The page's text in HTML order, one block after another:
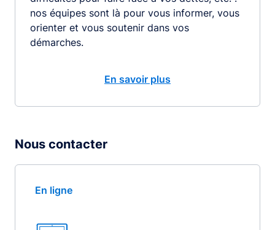
nos équipes sont là pour vous informer, vous
orienter et vous soutenir dans vos
démarches.
En savoir plus
Nous contacter
En ligne